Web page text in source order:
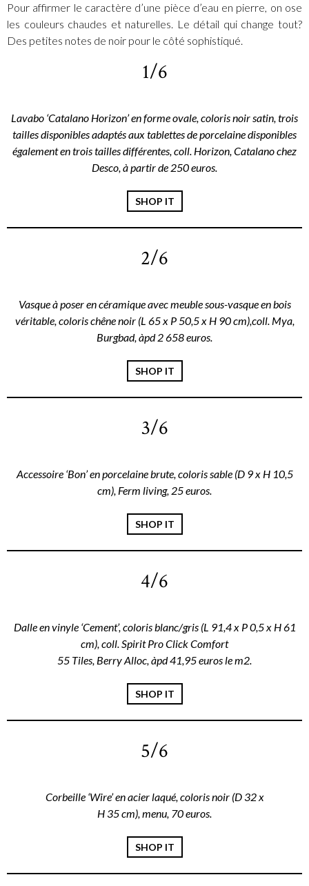
Pour affirmer le caractère d’une pièce d’eau en pierre, on ose
les couleurs chaudes et naturelles. Le détail qui change tout?
Des petites notes de noir pour le côté sophistiqué.
1/6
Lavabo ‘Catalano Horizon’ en forme ovale, coloris noir satin, trois
tailles disponibles adaptés aux tablettes de porcelaine disponibles
également en trois tailles différentes, coll. Horizon, Catalano chez
Desco, à partir de 250 euros.
SHOP IT
2/6
Vasque à poser en céramique avec meuble sous-vasque en bois
véritable, coloris chêne noir (L 65 x P 50,5 x H 90 cm),coll. Mya,
Burgbad, àpd 2 658 euros.
SHOP IT
3/6
Accessoire ‘Bon’ en porcelaine brute, coloris sable (D 9 x H 10,5
cm), Ferm living, 25 euros.
SHOP IT
4/6
Dalle en vinyle ‘Cement’, coloris blanc/gris (L 91,4 x P 0,5 x H 61
cm), coll. Spirit Pro Click Comfort
55 Tiles, Berry Alloc, àpd 41,95 euros le m2.
SHOP IT
5/6
Corbeille ‘Wire’ en acier laqué, coloris noir (D 32 x
H 35 cm), menu, 70 euros.
SHOP IT